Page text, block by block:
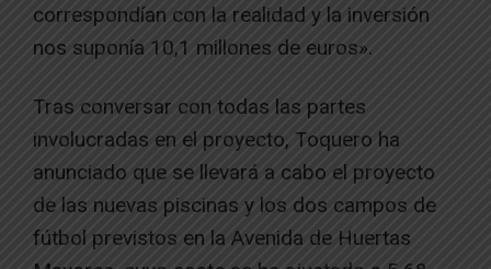
correspondían con la realidad y la inversión
nos suponía 10,1 millones de euros».
Tras conversar con todas las partes
involucradas en el proyecto, Toquero ha
anunciado que se llevará a cabo el proyecto
de las nuevas piscinas y los dos campos de
fútbol previstos en la Avenida de Huertas